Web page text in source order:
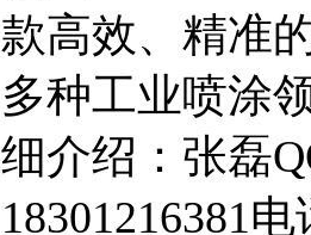
款高效、精准
多种工业喷涂
细介绍：张磊
18301216381